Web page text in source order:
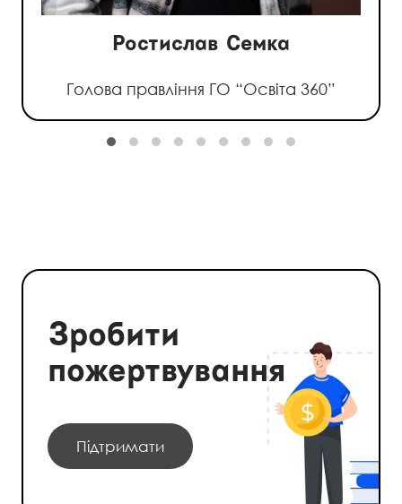
Ростислав Семка
Голова правління ГО “Освіта 360”
Зробити
пожертвування
Підтримати